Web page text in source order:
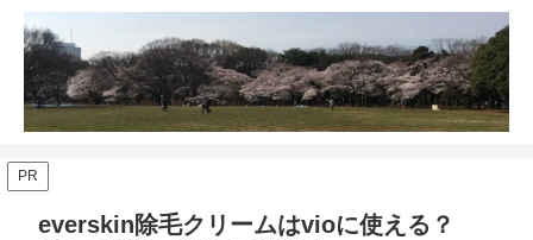
PR
everskin除毛クリームはvioに使える？